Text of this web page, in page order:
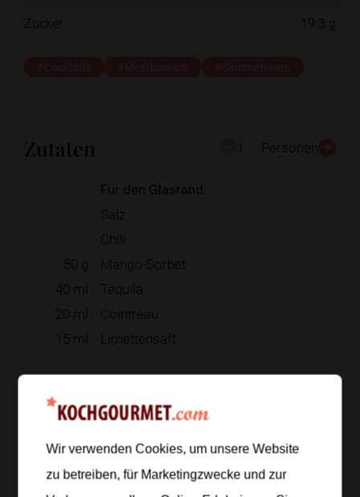
Zucker
19.3 g
Zutaten 1 Personen
Für den Glasrand:
Salz
Chili
50 g
Mango-Sorbet
40 ml
Tequila
20 ml
Cointreau
15 ml Limettensaft
Zubereitung
Wir verwenden Cookies, um unsere Website
zu betreiben, für Marketingzwecke und zur